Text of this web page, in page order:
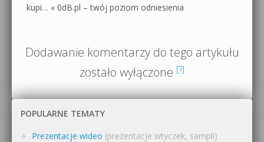
kupi… « 0dB.pl – twój poziom odniesienia
Dodawanie komentarzy do tego artykułu
zostało wyłączone [?]
POPULARNE TEMATY
Prezentacje wideo (prezentacje wtyczek, sampli)